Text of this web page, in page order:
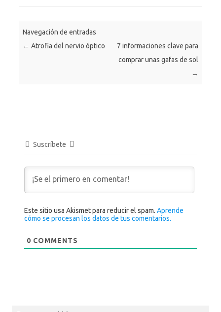
Navegación de entradas
← Atrofia del nervio óptico
7 informaciones clave para
comprar unas gafas de sol
→
Suscríbete
Este sitio usa Akismet para reducir el spam.Aprende
cómo se procesan los datos de tus comentarios.
0 COMMENTS